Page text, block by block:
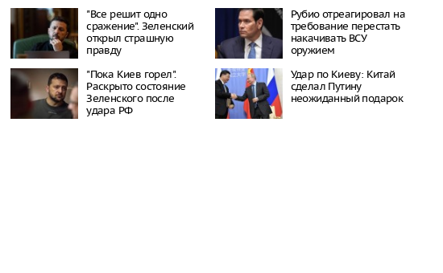
Эксперт Самородов озвучил
причины рекордного спроса на
полноприводные автомобили в
России
97-летняя британка установила
рекорд по стоянию на крыле
летящего самолета
"Все решит одно
сражение". Зеленский
открыл страшную
правду
Рубио отреагировал на
требование перестать
накачивать ВСУ
оружием
"Пока Киев горел".
Раскрыто состояние
Зеленского после
удара РФ
Удар по Киеву: Китай
сделал Путину
неожиданный подарок